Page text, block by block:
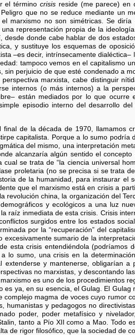
el término crisisreside (me parece) en
que no se reduce mediante un
marxismo no son simétricas. Se
una representación propia de la
desde donde cabe hablar de dos
y sustituye los esquemas de
–es decir, intrínsecamente
tampoco vemos en el capitalismo
sin perjuicio de que esté condenado a
marxista, cabe distinguir
internos (o más internos) a la
están mediados por lo que
episodio interno del desarrollo
de la década de 1970, llamamos
capitalista. Porque a lo sumo
del mismo, una interpretación
alcanzaría algún sentido el
cual se trata de “la ciencia universal
proletaria (no se precisa si se trata
de la humanidad, para instaurar el
que el marxismo está en crisis a
revolución china, la organización del
y ecológicos a una luz
raíz inmediata de esta crisis. Crisis
surgidos entre los estados
por la “recuperación” del
excesivamente sumario de la
esta crisis entendiéndola (podríamos
lo sumo, una crisis en la
extenderse y mantenerse, obligarían
no marxistas, y descontando
es uno de los procedimientos
es ya, en su esencia, el Gulag. El
complejo magma de voces cuyo rumor
humanistas y pedagogos no
poder, poder metafísico y
tanto a Pío XII como a Mao. Todo
de rigor filosófico, que la sociedad de